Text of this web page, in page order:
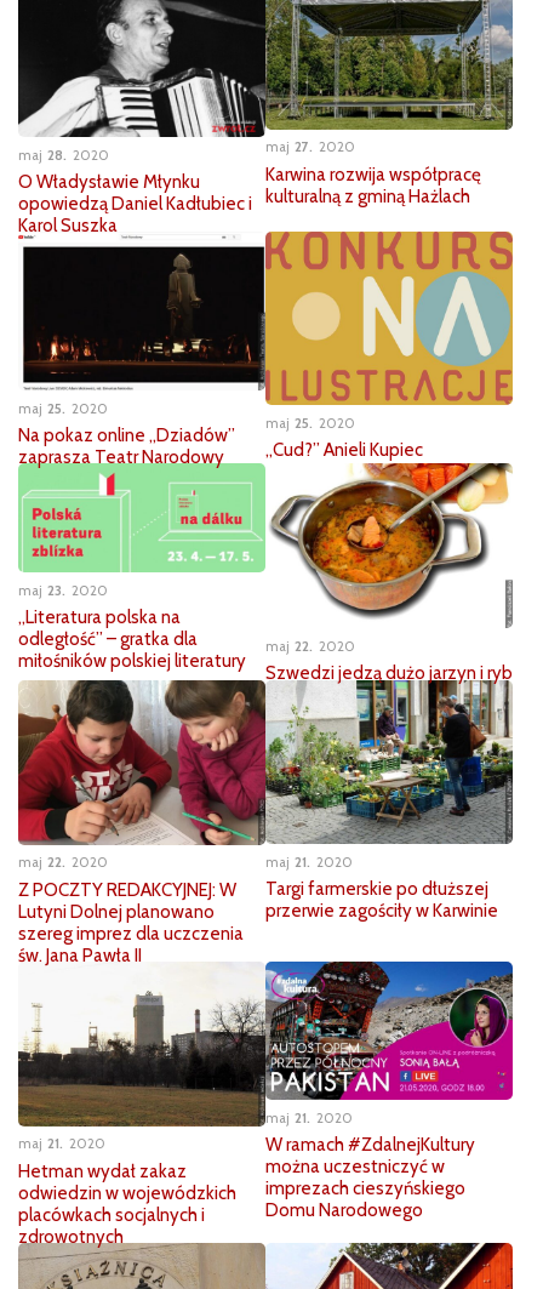
maj 28 2020
O Władysławie Młynku
opowiedzą Daniel Kadłubiec i
Karol Suszka
maj 27 2020
Karwina rozwija współpracę
kulturalną z gminą Hażlach
maj 25 2020
Na pokaz online „Dziadów”
zaprasza Teatr Narodowy
maj 25 2020
„Cud?” Anieli Kupiec
maj 23 2020
„Literatura polska na
odległość” – gratka dla
miłośników polskiej literatury
maj 22 2020
Szwedzi jedzą dużo jarzyn i ryb
maj 22 2020
Z POCZTY REDAKCYJNEJ: W
Lutyni Dolnej planowano
szereg imprez dla uczczenia
św. Jana Pawła II
maj 21 2020
Targi farmerskie po dłuższej
przerwie zagościły w Karwinie
maj 21 2020
Hetman wydał zakaz
odwiedzin w wojewódzkich
placówkach socjalnych i
zdrowotnych
maj 21 2020
W ramach #ZdalnejKultury
można uczestniczyć w
imprezach cieszyńskiego
Domu Narodowego